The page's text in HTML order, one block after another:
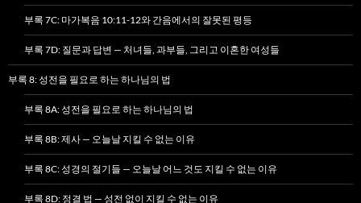
부록 7C: 마가복음 10:11-12와 간음에서의 잘못된 평등
부록 7D: 질문과 답변 — 처녀들, 과부들, 그리고 이혼한 여성들
부록 8: 성전을 필요로 하는 하나님의 법
부록 8A: 성전을 필요로 하는 하나님의 법
부록 8B: 제사 — 오늘날 지킬 수 없는 이유
부록 8C: 성경의 절기들 — 오늘날 어느 것도 지킬 수 없는 이유
부록 8D: 정결 법 — 성전 없이 지킬 수 없는 이유